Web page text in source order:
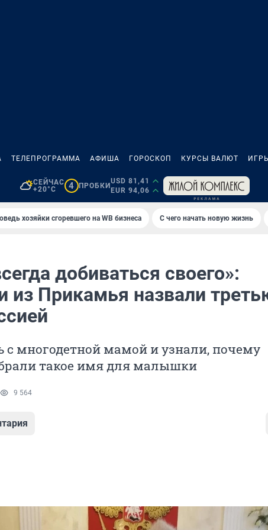
ТЕЛЕПРОГРАММА АФИША ГОРОСКОП КУРСЫ ВАЛЮТ
СЕЙЧАС
+20°C
4 ПРОБКИ
USD 81,41
EUR 94,06
хозяйки сгоревшего на WB бизнеса С чего начать новую жизнь
добиваться своего»:
из Прикамья назвали
с многодетной мамой и узнали, почему
такое имя для малышки
9 564